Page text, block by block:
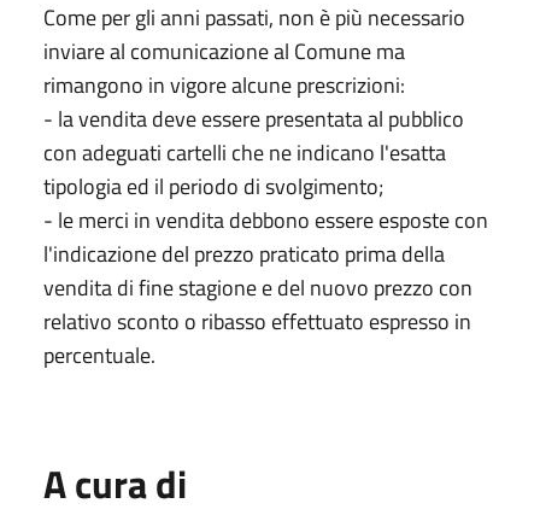
Come per gli anni passati, non è più necessario
inviare al comunicazione al Comune ma
rimangono in vigore alcune prescrizioni:
- la vendita deve essere presentata al pubblico
con adeguati cartelli che ne indicano l'esatta
tipologia ed il periodo di svolgimento;
- le merci in vendita debbono essere esposte con
l'indicazione del prezzo praticato prima della
vendita di fine stagione e del nuovo prezzo con
relativo sconto o ribasso effettuato espresso in
percentuale.
A cura di